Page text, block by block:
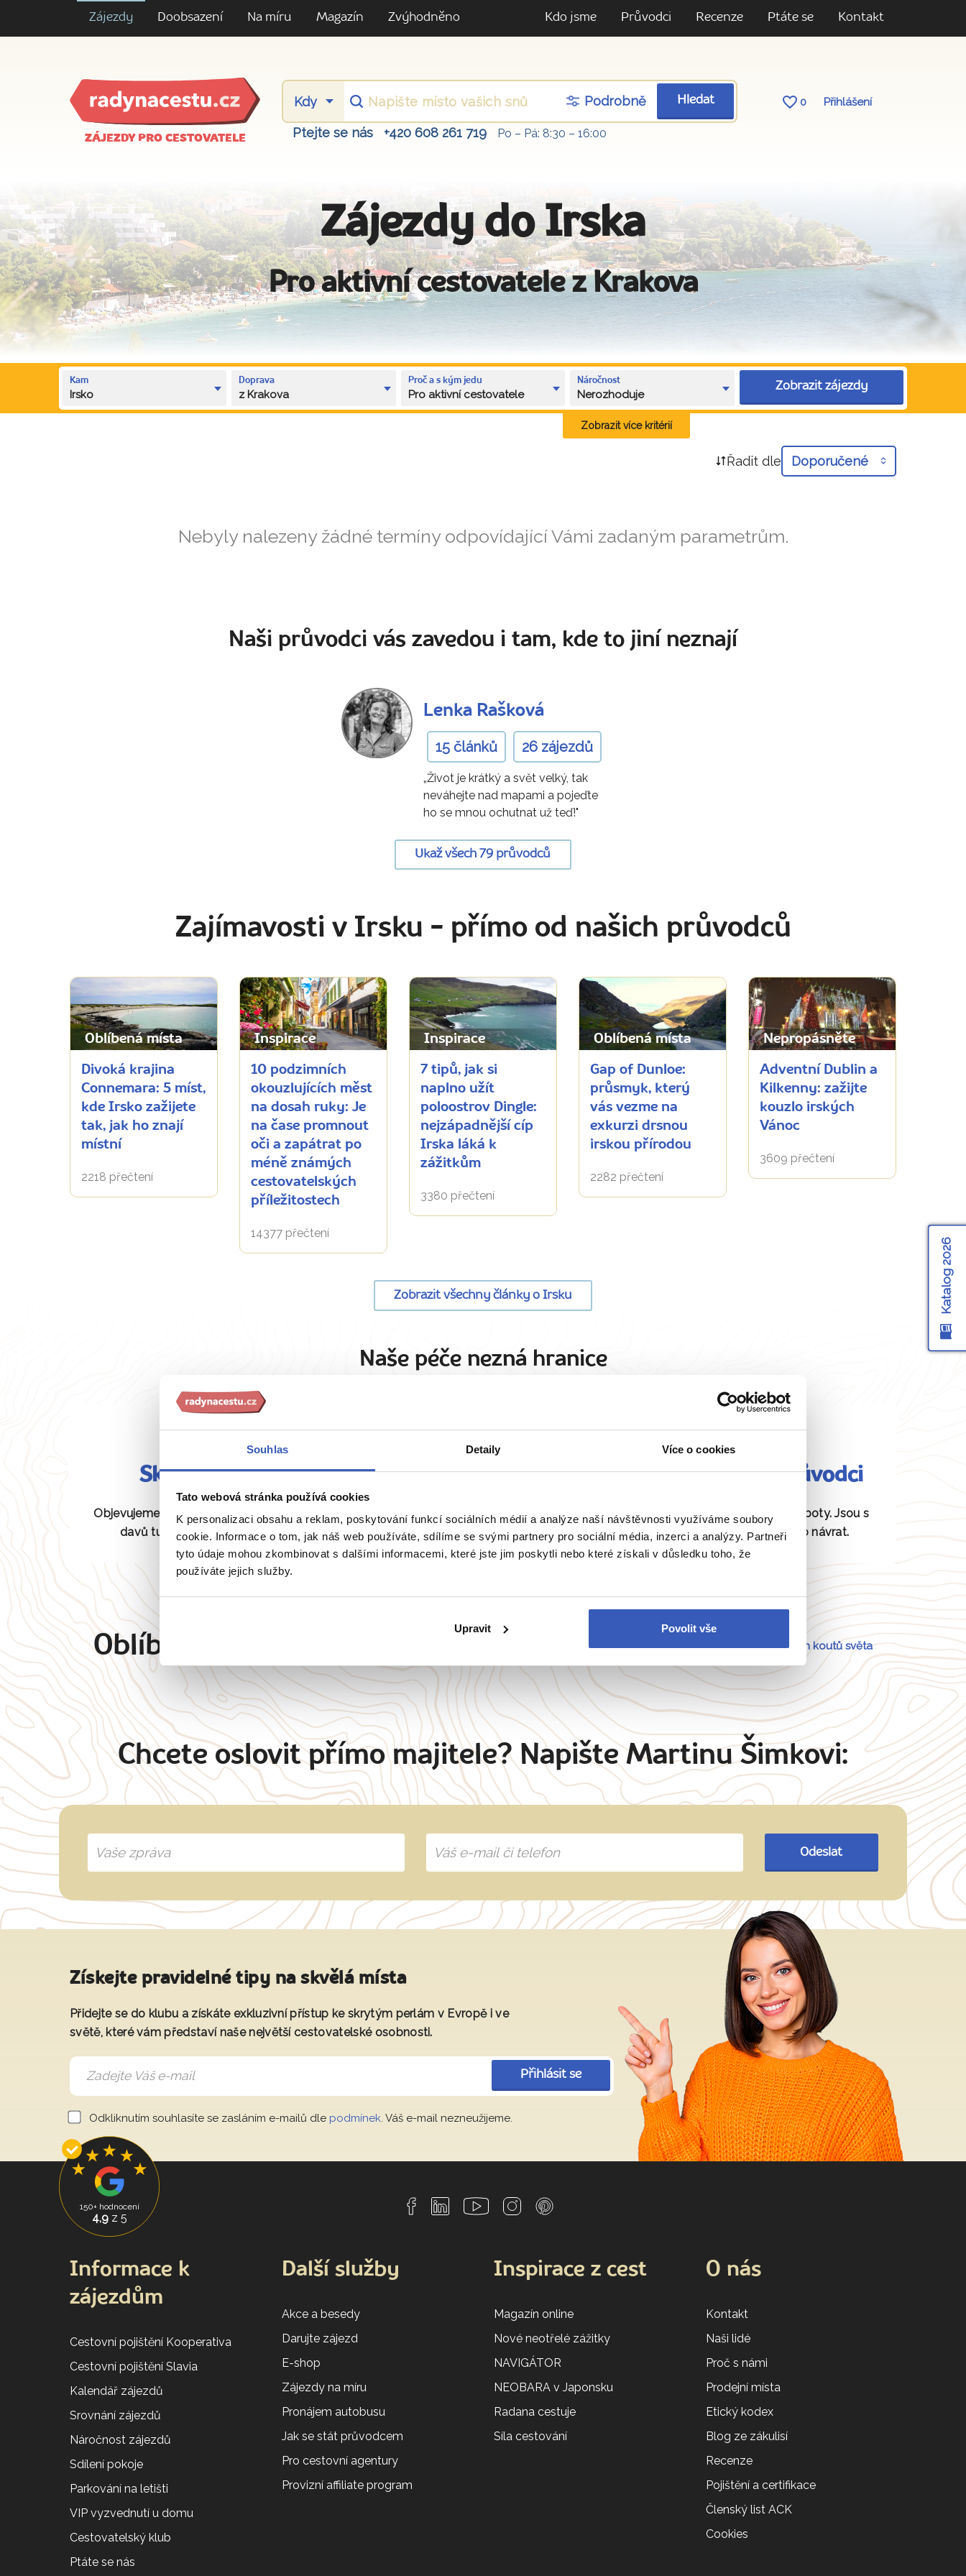
Souhlas Detaily Více o cookies
Tato webová stránka používá cookies
K personalizaci obsahu a reklam, poskytování funkcí sociálních médií a analýze naší návštěvnosti využíváme soubory
cookie. Informace o tom, jak náš web používáte, sdílíme se svými partnery pro sociální média, inzerci a analýzy. Partneři
tyto údaje mohou zkombinovat s dalšími informacemi, které jste jim poskytli nebo které získali v důsledku toho, že
používáte jejich služby.
Upravit Povolit vše
Zájezdy Doobsazení Na míru Magazín Zvýhodněno Kdo jsme Průvodci Recenze Ptáte se Kontakt
ZÁJEZDY PRO CESTOVATELE
Podrobně Hledat 0 Přihlášení
Ptejte se nás +420 608 261 719 Po – Pá: 8:30 – 16:00
Zájezdy do Irska
Pro aktivní cestovatele z Krakova
Kam
Irsko
Doprava
z Krakova
Proč a s kým jedu
Pro aktivní cestovatele
Náročnost
Nerozhoduje
Zobrazit zájezdy
Zobrazit více kritérií
Řadit dle Doporučené
Nebyly nalezeny žádné termíny odpovídající Vámi zadaným parametrům.
Naši průvodci vás zavedou i tam, kde to jiní neznají
Lenka Rašková
15 článků 26 zájezdů
„Život je krátký a svět velký, tak
neváhejte nad mapami a pojeďte
ho se mnou ochutnat už teď!"
Ukaž všech 79 průvodců
Zajímavosti v Irsku - přímo od našich průvodců
Oblíbená místa
Divoká krajina
Connemara: 5 míst,
kde Irsko zažijete
tak, jak ho znají
místní
2218 přečtení
Inspirace
10 podzimních
okouzlujících měst
na dosah ruky: Je
na čase promnout
oči a zapátrat po
méně známých
cestovatelských
příležitostech
14377 přečtení
Inspirace
7 tipů, jak si
naplno užít
poloostrov Dingle:
nejzápadnější cíp
Irska láká k
zážitkům
3380 přečtení
Oblíbená místa
Gap of Dunloe:
průsmyk, který
vás vezme na
exkurzi drsnou
irskou přírodou
2282 přečtení
Nepropásněte
Adventní Dublin a
Kilkenny: zažijte
kouzlo irských
Vánoc
3609 přečtení
Zobrazit všechny články o Irsku
Naše péče nezná hranice
Skryté perly
Objevujeme pro vás unikátní místa bez
davů turistů, která jiní neznají.
Žádná masovka
Na zájezd bereme maximálně 15 osob
pro dobrou atmosféru.
Fundovaní průvodci
Daná místa znají jako své boty. Jsou s
vámi od odjezdu až po návrat.
Oblíbené cíle a54 dalších koutů světa
Chcete oslovit přímo majitele? Napište Martinu Šimkovi:
Odeslat
Získejte pravidelné tipy na skvělá místa
Přidejte se do klubu a získáte exkluzivní přístup ke skrytým perlám v Evropě i ve
světě, které vám představí naše největší cestovatelské osobnosti.
Přihlásit se
Odkliknutím souhlasíte se zasláním e-mailů dle podmínek. Váš e-mail nezneužijeme.
Katalog 2026
150+ hodnocení
4,9z 5
Informace k
zájezdům
Cestovní pojištění Kooperativa
Cestovní pojištění Slavia
Kalendář zájezdů
Srovnání zájezdů
Náročnost zájezdů
Sdílení pokoje
Parkování na letišti
VIP vyzvednutí u domu
Cestovatelský klub
Ptáte se nás
Další služby
Akce a besedy
Darujte zájezd
E-shop
Zájezdy na míru
Pronájem autobusu
Jak se stát průvodcem
Pro cestovní agentury
Provizní affiliate program
Inspirace z cest
Magazín online
Nové neotřelé zážitky
NAVIGÁTOR
NEOBARA v Japonsku
Radana cestuje
Síla cestování
O nás
Kontakt
Naši lidé
Proč s námi
Prodejní místa
Etický kodex
Blog ze zákulisí
Recenze
Pojištění a certifikace
Členský list ACK
Cookies